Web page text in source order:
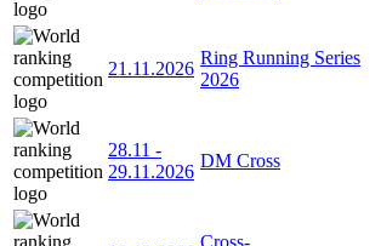
21.11.2026
Ring Running Series
2026
28.11 -
29.11.2026
DM Cross